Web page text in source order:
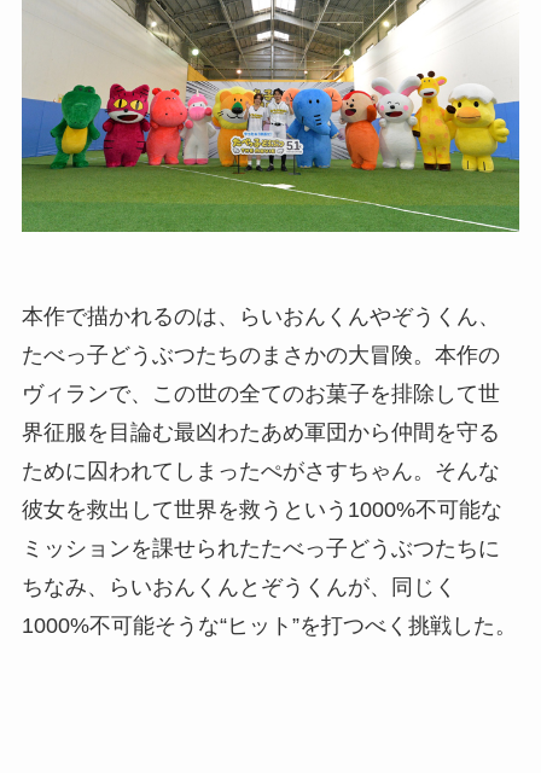
本作で描かれるのは、らいおんくんやぞうくん、
たべっ子どうぶつたちのまさかの大冒険。本作の
ヴィランで、この世の全てのお菓子を排除して世
界征服を目論む最凶わたあめ軍団から仲間を守る
ために囚われてしまったぺがさすちゃん。そんな
彼女を救出して世界を救うという1000%不可能な
ミッションを課せられたたべっ子どうぶつたちに
ちなみ、らいおんくんとぞうくんが、同じく
1000%不可能そうな“ヒット”を打つべく挑戦した。